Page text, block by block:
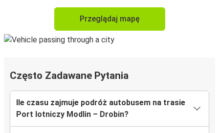
Przeglądaj mapę
Często Zadawane Pytania
Ile czasu zajmuje podróż autobusem na trasie
Port lotniczy Modlin – Drobin?